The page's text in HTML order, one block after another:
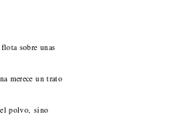
sobre unas
merece un trato
el polvo, sino